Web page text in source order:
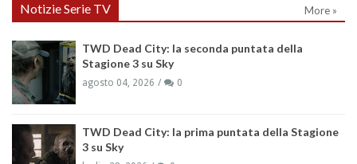
Notizie Serie TV More »
TWD Dead City: la seconda puntata della
Stagione 3 su Sky
agosto 04, 2026 0
TWD Dead City: la prima puntata della Stagione
3 su Sky